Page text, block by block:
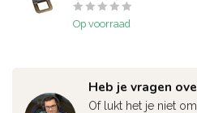
Op voorraad
Heb je vragen
Of lukt het je niet